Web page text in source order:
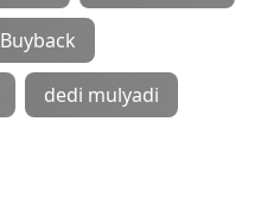
Buyback
dedi mulyadi